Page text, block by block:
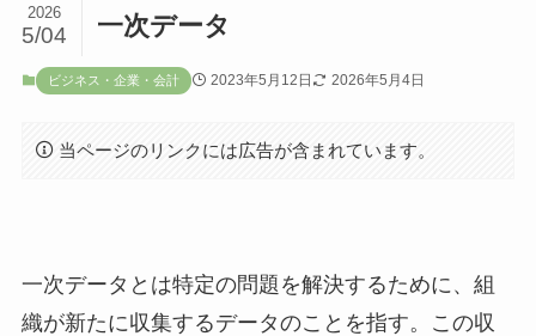
一次データ
2026
5/04
ビジネス・企業・会計 2023年5月12日 2026年5月4日
当ページのリンクには広告が含まれています。
一次データとは特定の問題を解決するために、組
織が新たに収集するデータのことを指す。この収